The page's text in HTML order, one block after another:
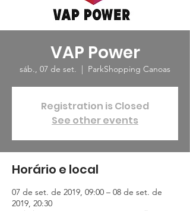
VAP Power
sáb., 07 de set.
  |
ParkShopping Canoas
Registration is Closed
See other events
Horário e local
07 de set. de 2019, 09:00 – 08 de set. de
2019, 20:30